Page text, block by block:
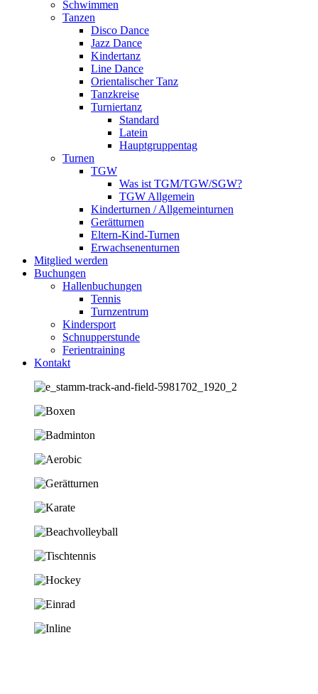
Schwimmen
Tanzen
Disco Dance
Jazz Dance
Kindertanz
Line Dance
Orientalischer Tanz
Tanzkreise
Turniertanz
Standard
Latein
Hauptgruppentag
Turnen
TGW
Was ist TGM/TGW/SGW?
TGW Allgemein
Kinderturnen / Allgemeinturnen
Gerätturnen
Eltern-Kind-Turnen
Erwachsenenturnen
Mitglied werden
Buchungen
Hallenbuchungen
Tennis
Turnzentrum
Kindersport
Schnupperstunde
Ferientraining
Kontakt